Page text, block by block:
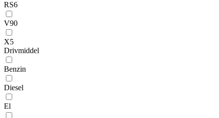
RS6
V90
X5
Drivmiddel
Benzin
Diesel
El